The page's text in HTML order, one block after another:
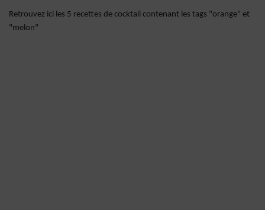
Retrouvez ici les 5 recettes de cocktail contenant les tags "orange" et
"melon"